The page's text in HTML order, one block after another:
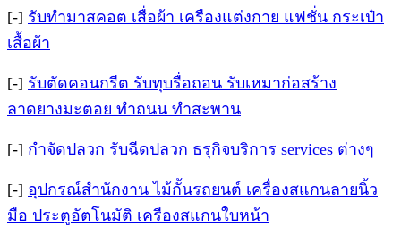
[-] รับทำมาสคอต เสื่อผ้า เครืองแต่งกาย แฟชั่น กระเป๋า
เสื้อผ้า
[-] รับตัดคอนกรีต รับทุบรื่อถอน รับเหมาก่อสร้าง
ลาดยางมะตอย ทำถนน ทำสะพาน
[-] กำจัดปลวก รับฉีดปลวก ธรุกิจบริการ services ต่างๆ
[-] อุปกรณ์สำนักงาน ไม้กั้นรถยนต์ เครื่องสแกนลายนิ้ว
มือ ประตูอัตโนมัติ เครืองสแกนใบหน้า